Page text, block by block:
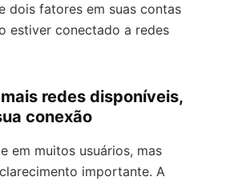
dois fatores em suas contas
estiver conectado a redes
redes disponíveis,
conexão
em muitos usuários, mas
importante. A